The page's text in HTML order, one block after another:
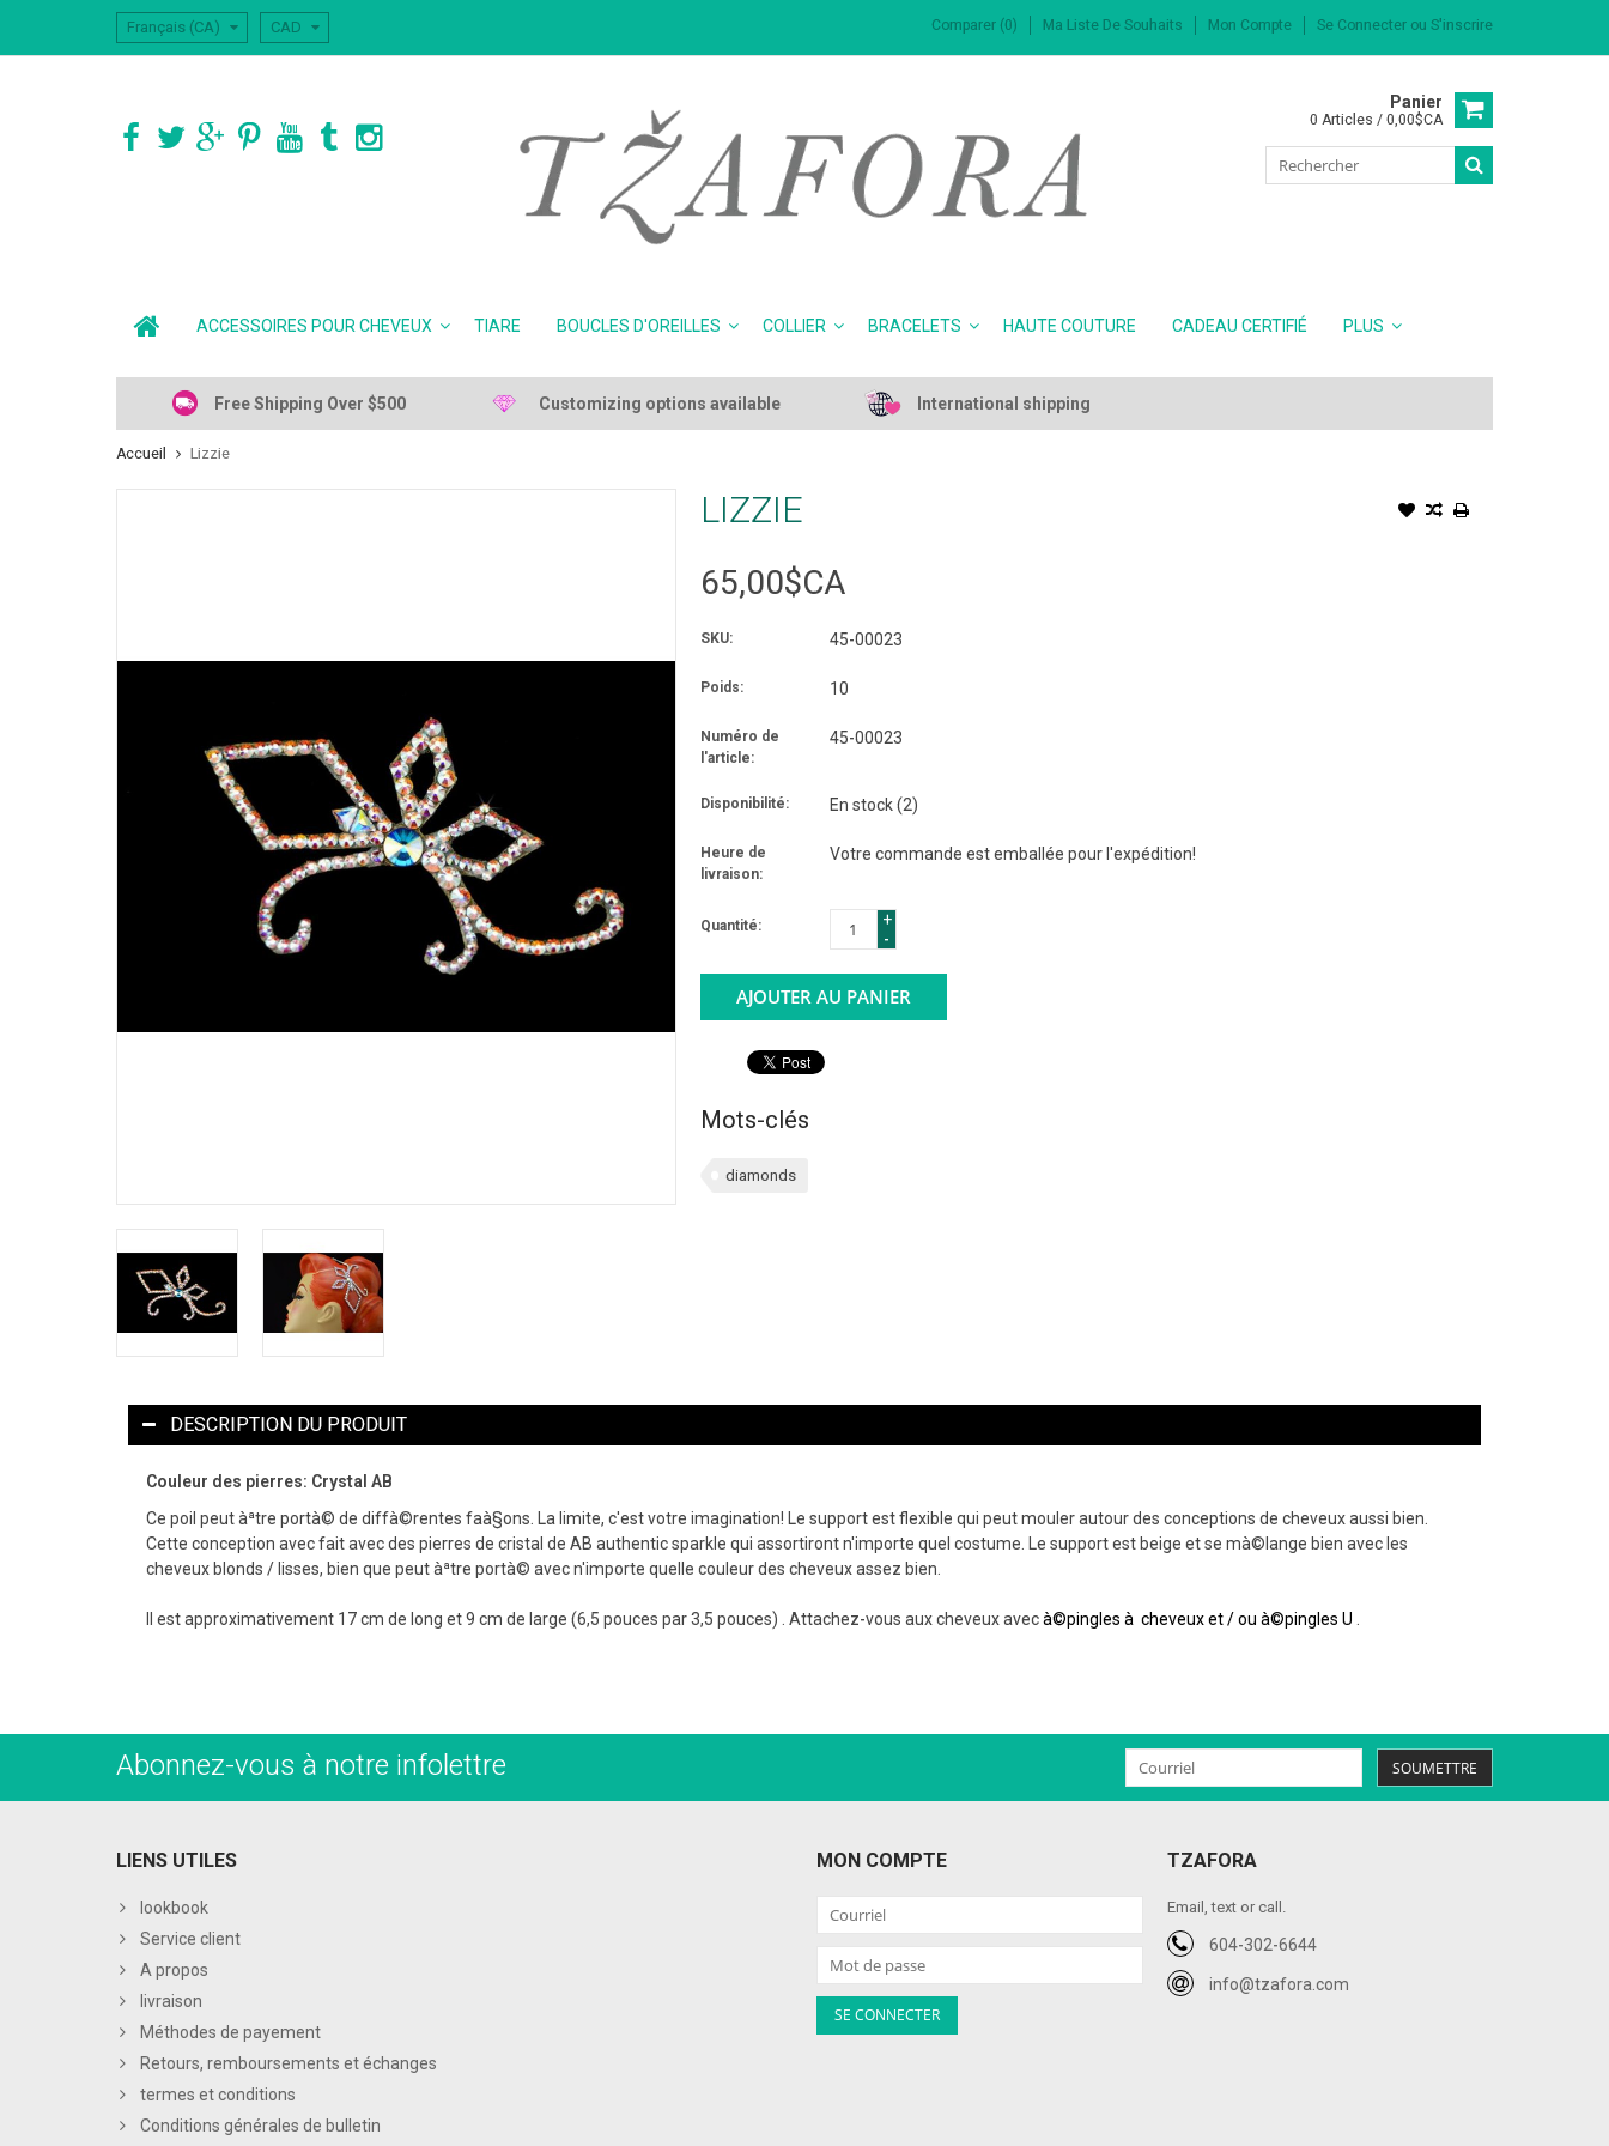
Français (CA) CAD Comparer (0) Ma Liste De Souhaits Mon Compte Se Connecter ou S'inscrire
Panier
0 Articles / 0,00$CA
ACCESSOIRES POUR CHEVEUX TIARE BOUCLES D'OREILLES COLLIER BRACELETS HAUTE COUTURE CADEAU CERTIFIÉ PLUS
Free Shipping Over $500 Customizing options available International shipping
Accueil Lizzie
LIZZIE
65,00$CA
SKU: 45-00023
Poids: 10
Numéro de
l'article:
45-00023
Disponibilité: En stock(2)
Heure de
livraison:
Votre commande est emballée pour l'expédition!
Quantité:
+
-
AJOUTER AU PANIER
Mots-clés
diamonds
DESCRIPTION DU PRODUIT
Couleur des pierres: Crystal AB
Ce poil peut àªtre portà© de diffà©rentes faà§ons. La limite, c'est votre imagination! Le support est flexible qui peut mouler autour des conceptions de cheveux aussi bien.
Cette conception avec fait avec des pierres de cristal de AB authentic sparkle qui assortiront n'importe quel costume. Le support est beige et se mà©lange bien avec les
cheveux blonds / lisses, bien que peut àªtre portà© avec n'importe quelle couleur des cheveux assez bien.
Il est approximativement 17 cm de long et 9 cm de large (6,5 pouces par 3,5 pouces) . Attachez-vous aux cheveux avecà©pingles à cheveux et / ou à©pingles U
Abonnez-vous à notre infolettre SOUMETTRE
LIENS UTILES
lookbook
Service client
A propos
livraison
Méthodes de payement
Retours, remboursements et échanges
termes et conditions
Conditions générales de bulletin
MON COMPTE TZAFORA
Email, text or call.
604-302-6644
info@tzafora.com